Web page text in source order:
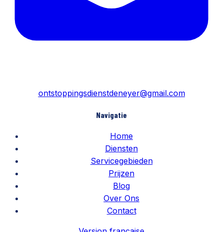
ontstoppingsdienstdeneyer@gmail.com
Navigatie
Home
Diensten
Servicegebieden
Prijzen
Blog
Over Ons
Contact